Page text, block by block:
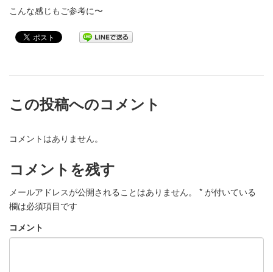
こんな感じもご参考に〜
この投稿へのコメント
コメントはありません。
コメントを残す
メールアドレスが公開されることはありません。 * が付いている
欄は必須項目です
コメント